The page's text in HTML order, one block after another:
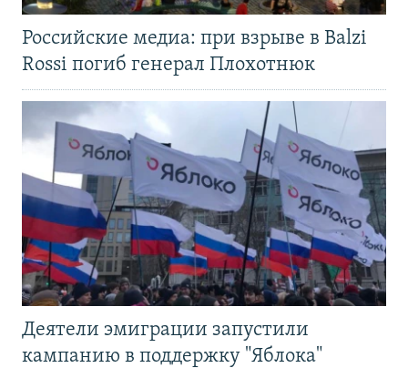
Российские медиа: при взрыве в Balzi
Rossi погиб генерал Плохотнюк
Деятели эмиграции запустили
кампанию в поддержку "Яблока"